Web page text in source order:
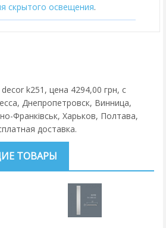
скрытого освещения.
k251, цена 4294,00 грн, с
Днепропетровск, Винница,
Франківськ, Харьков, Полтава,
доставка.
ТОВАРЫ